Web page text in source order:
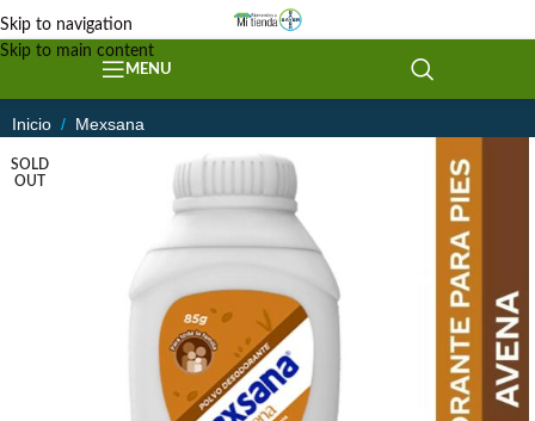
Skip to navigation
Skip to main content
MENU
Inicio / Mexsana
SOLD
OUT